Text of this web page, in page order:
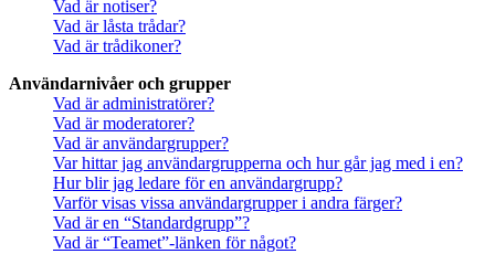
Vad är notiser?
Vad är låsta trådar?
Vad är trådikoner?
Användarnivåer och grupper
Vad är administratörer?
Vad är moderatorer?
Vad är användargrupper?
Var hittar jag användargrupperna och hur går jag med i en?
Hur blir jag ledare för en användargrupp?
Varför visas vissa användargrupper i andra färger?
Vad är en “Standardgrupp”?
Vad är “Teamet”-länken för något?